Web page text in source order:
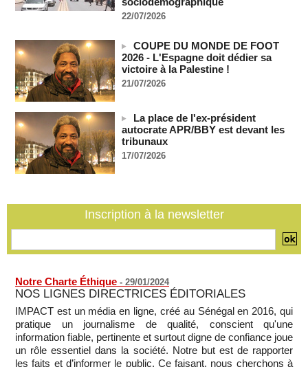
accès à leur client avant la prochaine audience
France-Algérie: l'affaire Mehdi Laribi relance la coopération
policière contre le narcotrafic
06/08/2026 -
Guinée : l'absence du président Doumbouya ravive les
tensions politiques
06/08/2026 -
Bénin: le nouveau Sénat élit son premier président
06/08/2026 -
La Centrafrique et le Cameroun apaisent les tensions après
un incident frontalier
22/07/2026
COUPE DU MONDE DE FOOT
2026 - L'Espagne doit dédier sa
victoire à la Palestine !
21/07/2026
La place de l'ex-président
autocrate APR/BBY est devant les
tribunaux
17/07/2026
Inscription à la newsletter
Notre Charte Éthique - 29/01/2024
NOS LIGNES DIRECTRICES ÉDITORIALES
IMPACT est un média en ligne, créé au Sénégal en 2016, qui
pratique un journalisme de qualité, conscient qu'une
information fiable, pertinente et surtout digne de confiance joue
un rôle essentiel dans la société. Notre but est de rapporter
les faits et d’informer le public. Ce faisant, nous cherchons à